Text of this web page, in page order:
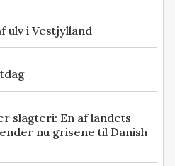
ulv i Vestjylland
slagteri: En af landets
nu grisene til Danish